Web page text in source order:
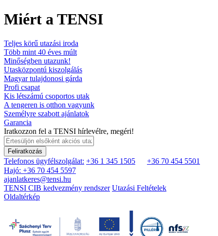
Miért a TENSI
Teljes körű utazási iroda
Több mint 40 éves múlt
Minőségben utazunk!
Utasközpontú kiszolgálás
Magyar tulajdonosi gárda
Profi csapat
Kis létszámú csoportos utak
A tengeren is otthon vagyunk
Személyre szabott ajánlatok
Garancia
Iratkozzon fel a TENSI hírlevélre, megéri!
Feliratkozás
Telefonos ügyfélszolgálat: +36 1 345 1505
+36 70 454 5501
Hajó: +36 70 454 5597
ajanlatkeres@tensi.hu
TENSI CIB kedvezmény rendszer Utazási Feltételek
Oldaltérkép